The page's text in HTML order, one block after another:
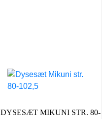
DYSESÆT MIKUNI STR. 80-